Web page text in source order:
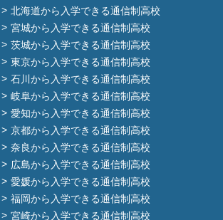
北海道から入学できる通信制高校
宮城から入学できる通信制高校
茨城から入学できる通信制高校
東京から入学できる通信制高校
石川から入学できる通信制高校
岐阜から入学できる通信制高校
愛知から入学できる通信制高校
京都から入学できる通信制高校
奈良から入学できる通信制高校
広島から入学できる通信制高校
愛媛から入学できる通信制高校
福岡から入学できる通信制高校
宮崎から入学できる通信制高校